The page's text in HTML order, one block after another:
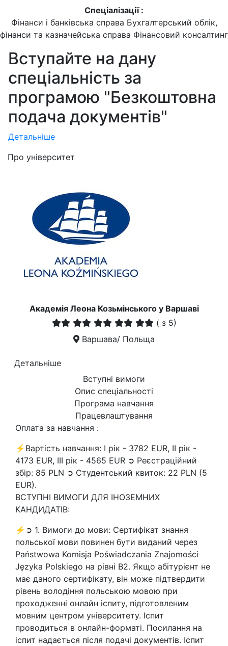
Спеціалізації :
Фінанси і банківська справа Бухгалтерський облік,
фінанси та казначейська справа Фінансовий консалтинг
Вступайте на дану
спеціальність за
програмою "Безкоштовна
подача документів"
Детальніше
Про університет
Академія Леона Козьмінського у Варшаві
( з 5)
Варшава/ Польща
Детальніше
Вступні вимоги
Опис спеціальності
Програма навчання
Працевлаштування
Оплата за навчання :
⚡Вартість навчання: I рік - 3782 EUR, II рік -
4173 EUR, III рік - 4565 EUR ➲ Реєстраційний
збір: 85 PLN ➲ Студентський квиток: 22 PLN (5
EUR).
ВСТУПНІ ВИМОГИ ДЛЯ ІНОЗЕМНИХ
КАНДИДАТІВ:
⚡➲ 1. Вимоги до мови: Сертифікат знання
польської мови повинен бути виданий через
Państwowa Komisja Poświadczania Znajomości
Języka Polskiego на рівні В2. Якщо абітурієнт не
має даного сертифікату, він може підтвердити
рівень володіння польською мовою при
проходженні онлайн іспиту, підготовленим
мовним центром університету. Іспит
проводиться в онлайн-форматі. Посилання на
іспит надається після подачі документів. Іспит